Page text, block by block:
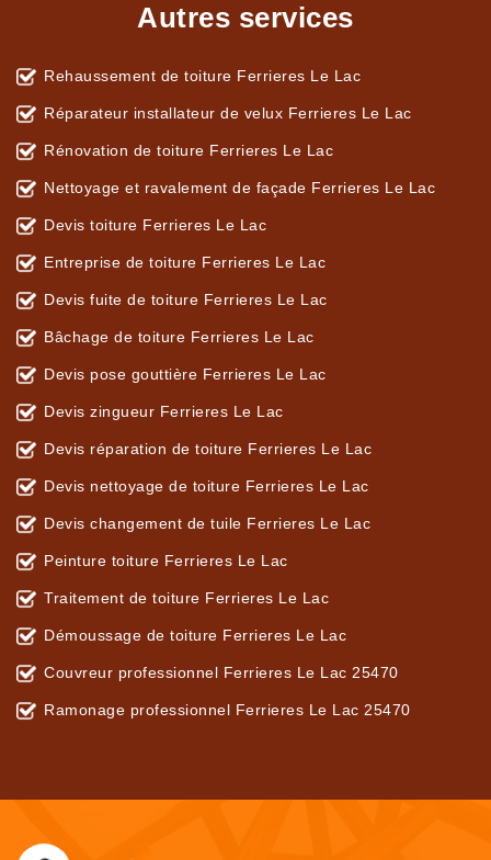
Autres services
Rehaussement de toiture Ferrieres Le Lac
Réparateur installateur de velux Ferrieres Le Lac
Rénovation de toiture Ferrieres Le Lac
Nettoyage et ravalement de façade Ferrieres Le Lac
Devis toiture Ferrieres Le Lac
Entreprise de toiture Ferrieres Le Lac
Devis fuite de toiture Ferrieres Le Lac
Bâchage de toiture Ferrieres Le Lac
Devis pose gouttière Ferrieres Le Lac
Devis zingueur Ferrieres Le Lac
Devis réparation de toiture Ferrieres Le Lac
Devis nettoyage de toiture Ferrieres Le Lac
Devis changement de tuile Ferrieres Le Lac
Peinture toiture Ferrieres Le Lac
Traitement de toiture Ferrieres Le Lac
Démoussage de toiture Ferrieres Le Lac
Couvreur professionnel Ferrieres Le Lac 25470
Ramonage professionnel Ferrieres Le Lac 25470